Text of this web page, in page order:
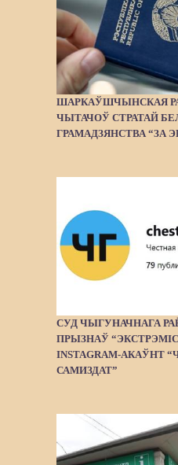
ШАРКАЎШЧЫНСКАЯ
ЧЫТАЧОЎ СТРАТАЙ
ГРАМАДЗЯНСТВА “ЗА
СУД ЧЫГУНАЧНАГА
ПРЫЗНАЎ
INSTAGRAM-АКАЎНТ
САМИЗДАТ”